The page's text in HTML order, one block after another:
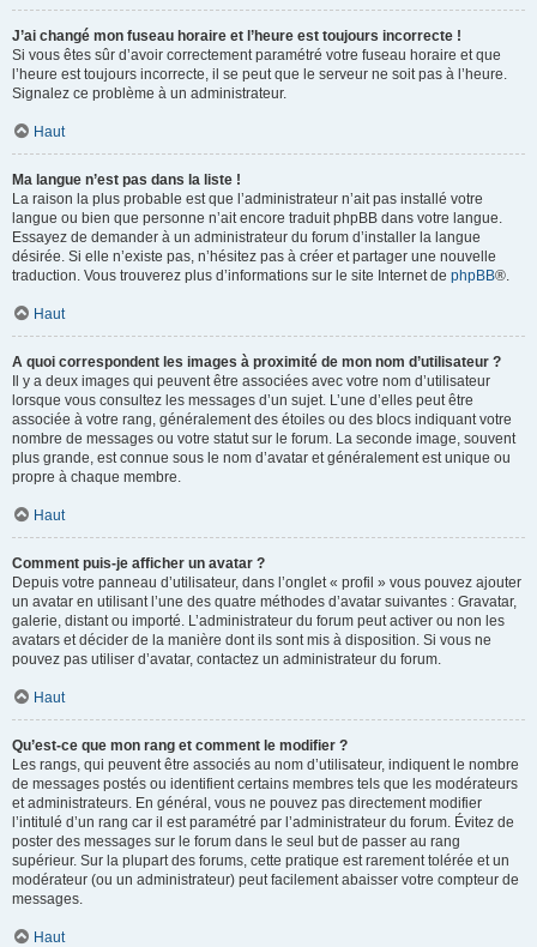
J’ai changé mon fuseau horaire et l’heure est toujours incorrecte !
Si vous êtes sûr d’avoir correctement paramétré votre fuseau horaire et que
l’heure est toujours incorrecte, il se peut que le serveur ne soit pas à l’heure.
Signalez ce problème à un administrateur.
Haut
Ma langue n’est pas dans la liste !
La raison la plus probable est que l’administrateur n’ait pas installé votre
langue ou bien que personne n’ait encore traduit phpBB dans votre langue.
Essayez de demander à un administrateur du forum d’installer la langue
désirée. Si elle n’existe pas, n’hésitez pas à créer et partager une nouvelle
traduction. Vous trouverez plus d’informations sur le site Internet de phpBB®.
Haut
A quoi correspondent les images à proximité de mon nom d’utilisateur ?
Il y a deux images qui peuvent être associées avec votre nom d’utilisateur
lorsque vous consultez les messages d’un sujet. L’une d’elles peut être
associée à votre rang, généralement des étoiles ou des blocs indiquant votre
nombre de messages ou votre statut sur le forum. La seconde image, souvent
plus grande, est connue sous le nom d’avatar et généralement est unique ou
propre à chaque membre.
Haut
Comment puis-je afficher un avatar ?
Depuis votre panneau d’utilisateur, dans l’onglet « profil » vous pouvez ajouter
un avatar en utilisant l’une des quatre méthodes d’avatar suivantes : Gravatar,
galerie, distant ou importé. L’administrateur du forum peut activer ou non les
avatars et décider de la manière dont ils sont mis à disposition. Si vous ne
pouvez pas utiliser d’avatar, contactez un administrateur du forum.
Haut
Qu’est-ce que mon rang et comment le modifier ?
Les rangs, qui peuvent être associés au nom d’utilisateur, indiquent le nombre
de messages postés ou identifient certains membres tels que les modérateurs
et administrateurs. En général, vous ne pouvez pas directement modifier
l’intitulé d’un rang car il est paramétré par l’administrateur du forum. Évitez de
poster des messages sur le forum dans le seul but de passer au rang
supérieur. Sur la plupart des forums, cette pratique est rarement tolérée et un
modérateur (ou un administrateur) peut facilement abaisser votre compteur de
messages.
Haut